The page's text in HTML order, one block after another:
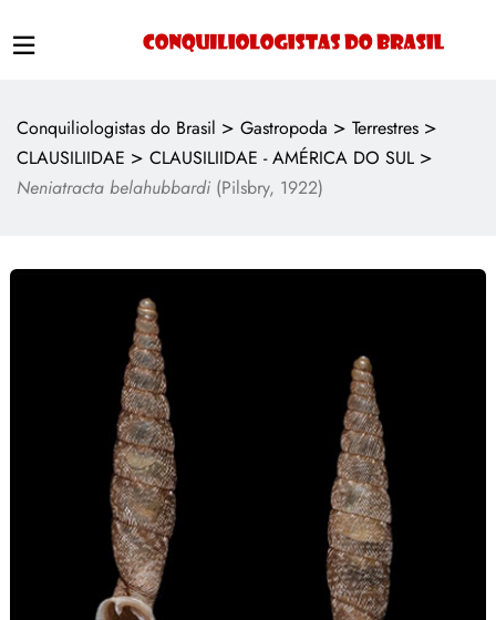
Conquiliologistas do Brasil > Gastropoda > Terrestres >
CLAUSILIIDAE > CLAUSILIIDAE - AMÉRICA DO SUL >
Neniatracta belahubbardi (Pilsbry, 1922)